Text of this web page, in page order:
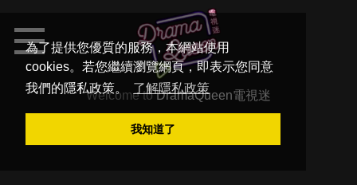
為了提供您優質的服務，本網站使用
cookies。若您繼續瀏覽網頁，即表示您同意
我們的隱私政策。
了解隱私政策
我知道了
Welcome toDramaQueen電視迷